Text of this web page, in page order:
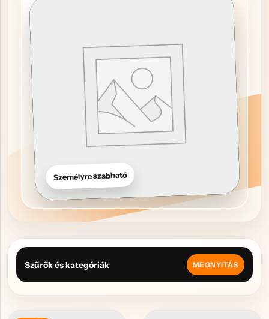
Személyre szabható
Szűrők és kategóriák MEGNYITÁS
Hűtőmágnes, Kitűző
Plüss
Sapka
Egyedi céges ajándékok
Egyéb ajándék ötletek